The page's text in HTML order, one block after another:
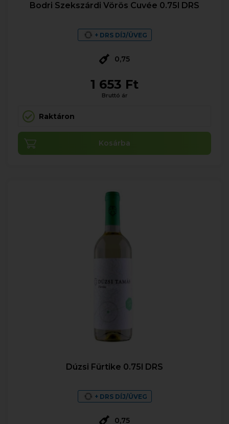
Bodri Szekszárdi Vörös Cuvée 0.75l DRS
+ DRS DÍJ/ÜVEG
0,75
1 653 Ft
Bruttó ár
Raktáron
Kosárba
Dúzsi Fürtike 0.75l DRS
+ DRS DÍJ/ÜVEG
0,75